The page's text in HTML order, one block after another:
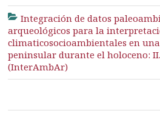
Integración de datos
arqueológicos para la
climaticosocioambientales en
peninsular durante el holoceno:
(InterAmbAr)